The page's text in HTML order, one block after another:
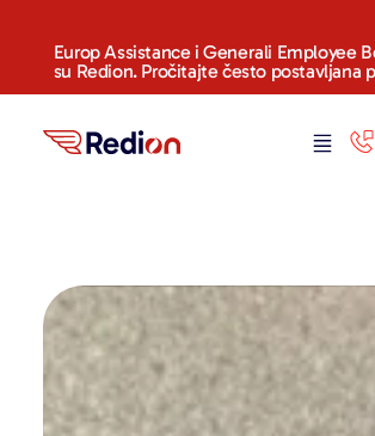
Europ Assistance i Generali Employee
su Redion. Pročitajte često postavljana